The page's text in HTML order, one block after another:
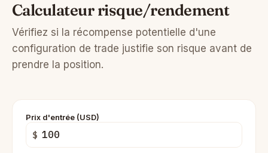
Calculateur risque/rendement
Vérifiez si la récompense potentielle d'une
configuration de trade justifie son risque avant de
prendre la position.
Prix d'entrée (USD)
$